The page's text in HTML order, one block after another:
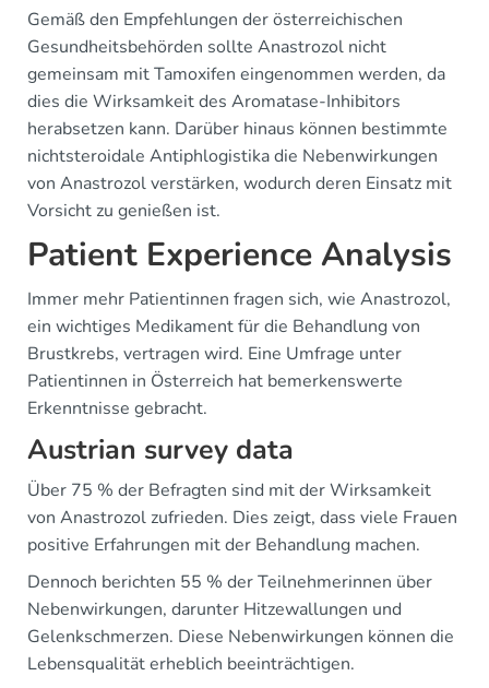
Gemäß den Empfehlungen der österreichischen
Gesundheitsbehörden sollte Anastrozol nicht
gemeinsam mit Tamoxifen eingenommen werden, da
dies die Wirksamkeit des Aromatase-Inhibitors
herabsetzen kann. Darüber hinaus können bestimmte
nichtsteroidale Antiphlogistika die Nebenwirkungen
von Anastrozol verstärken, wodurch deren Einsatz mit
Vorsicht zu genießen ist.
Patient Experience Analysis
Immer mehr Patientinnen fragen sich, wie Anastrozol,
ein wichtiges Medikament für die Behandlung von
Brustkrebs, vertragen wird. Eine Umfrage unter
Patientinnen in Österreich hat bemerkenswerte
Erkenntnisse gebracht.
Austrian survey data
Über 75 % der Befragten sind mit der Wirksamkeit
von Anastrozol zufrieden. Dies zeigt, dass viele Frauen
positive Erfahrungen mit der Behandlung machen.
Dennoch berichten 55 % der Teilnehmerinnen über
Nebenwirkungen, darunter Hitzewallungen und
Gelenkschmerzen. Diese Nebenwirkungen können die
Lebensqualität erheblich beeinträchtigen.